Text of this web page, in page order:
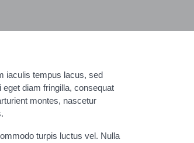
iaculis tempus lacus, sed
diam fringilla, consequat
montes, nascetur
turpis luctus vel. Nulla